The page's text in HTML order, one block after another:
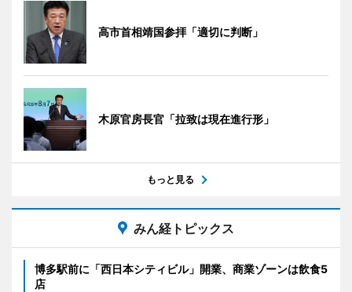
高市首相靖国参拝「適切に判断」
木原官房長官「拉致は現在進行形」
もっと見る
みん経トピックス
博多駅前に「西日本シティビル」開業、商業ゾーンは飲食5
店